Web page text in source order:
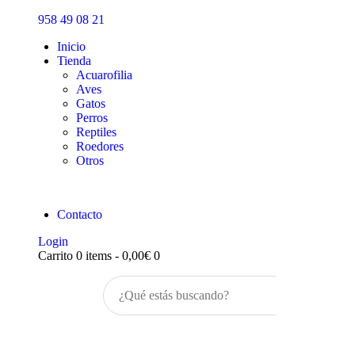
958 49 08 21
Inicio
Tienda
Acuarofilia
Aves
Gatos
Perros
Reptiles
Roedores
Otros
Contacto
Login
Carrito 0 items - 0,00€ 0
Inicio